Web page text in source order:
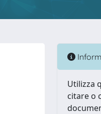
Utilizza
citare o